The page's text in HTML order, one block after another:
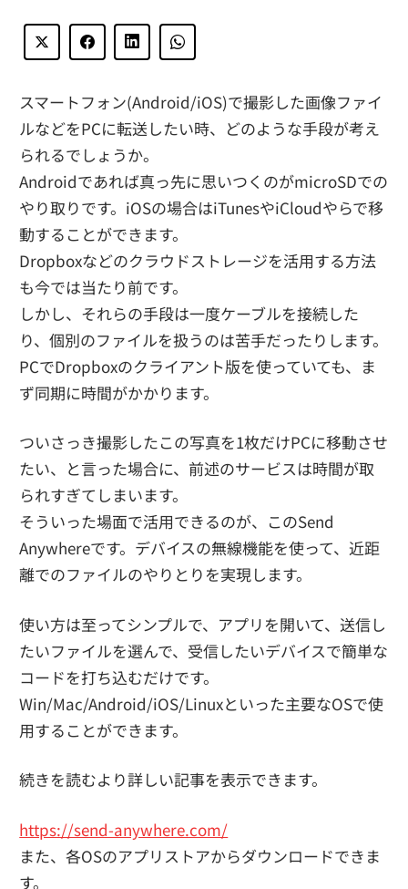
スマートフォン(Android/iOS)で撮影した画像ファイ
ルなどをPCに転送したい時、どのような手段が考え
られるでしょうか。
Androidであれば真っ先に思いつくのがmicroSDでの
やり取りです。iOSの場合はiTunesやiCloudやらで移
動することができます。
Dropboxなどのクラウドストレージを活用する方法
も今では当たり前です。
しかし、それらの手段は一度ケーブルを接続した
り、個別のファイルを扱うのは苦手だったりします。
PCでDropboxのクライアント版を使っていても、ま
ず同期に時間がかかります。
ついさっき撮影したこの写真を1枚だけPCに移動させ
たい、と言った場合に、前述のサービスは時間が取
られすぎてしまいます。
そういった場面で活用できるのが、このSend
Anywhereです。デバイスの無線機能を使って、近距
離でのファイルのやりとりを実現します。
使い方は至ってシンプルで、アプリを開いて、送信し
たいファイルを選んで、受信したいデバイスで簡単な
コードを打ち込むだけです。
Win/Mac/Android/iOS/Linuxといった主要なOSで使
用することができます。
続きを読むより詳しい記事を表示できます。
https://send-anywhere.com/
また、各OSのアプリストアからダウンロードできま
す。